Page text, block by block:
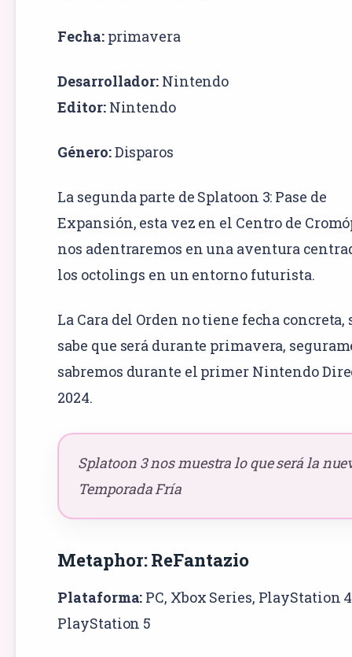
Fecha:primavera
Desarrollador: Nintendo
Editor: Nintendo
Género:Disparos
La segunda parte de Splatoon 3: Pase de
Expansión, esta vez en el Centro de
nos adentraremos en una aventura
los octolings en un entorno futurista.
La Cara del Orden no tiene fecha concreta,
sabe que será durante primavera,
sabremos durante el primer Nintendo
2024.
Splatoon 3 nos muestra lo que será la
Temporada Fría
Metaphor: ReFantazio
Plataforma: PC, Xbox Series, PlayStation 4
PlayStation 5